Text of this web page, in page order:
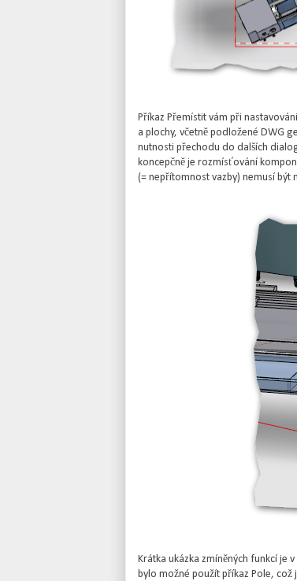
Příkaz Přemístit vám při
a plochy, včetně podložené DWG
nutnosti přechodu do dalších
koncepčně je rozmísťování
(= nepřítomnost vazby) nemusí být
Krátka ukázka zmíněných funkcí je
bylo možné použít příkaz Pole,